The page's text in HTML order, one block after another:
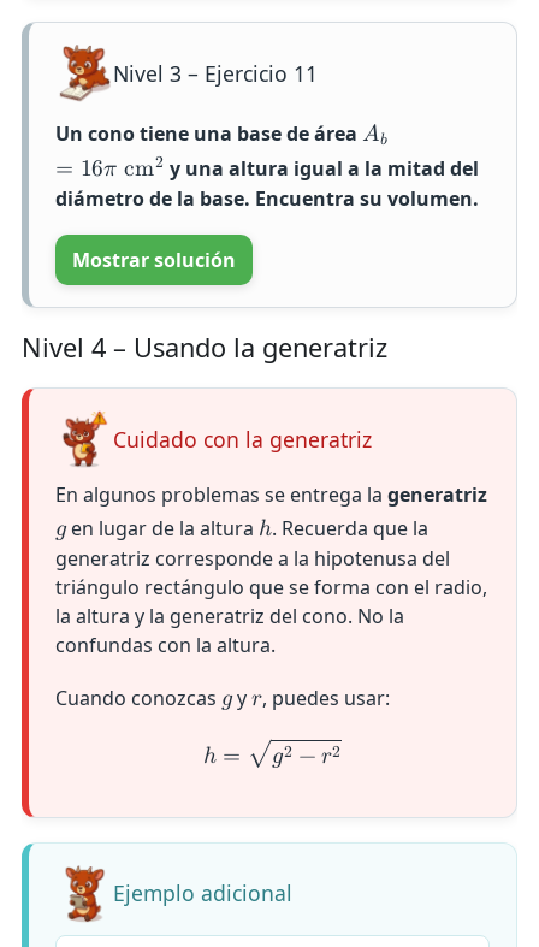
Nivel 3 – Ejercicio 11
Un cono tiene una base de área 𝐴𝑏
= 16𝜋 cm2 y una altura igual a la mitad del
diámetro de la base. Encuentra su volumen.
Mostrar solución
Nivel 4 – Usando la generatriz
Cuidado con la generatriz
En algunos problemas se entrega la generatriz
𝑔en lugar de la altura ℎ. Recuerda que la
generatriz corresponde a la hipotenusa del
triángulo rectángulo que se forma con el radio,
la altura y la generatriz del cono. No la
confundas con la altura.
Cuando conozcas 𝑔y𝑟, puedes usar:
ℎ = √𝑔2 −𝑟2
Ejemplo adicional